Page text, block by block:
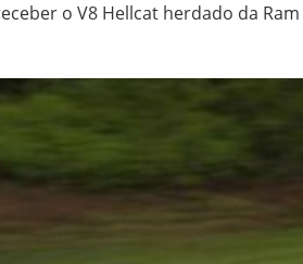
o V8 Hellcat herdado da Ram